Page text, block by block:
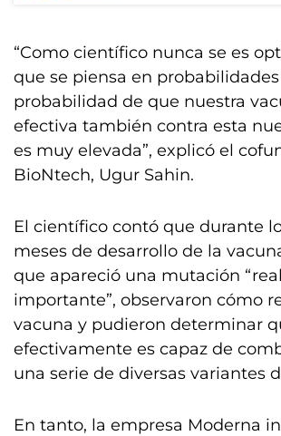
“Como científico nunca se es
que se piensa en probabilidades
probabilidad de que nuestra
efectiva también contra esta
es muy elevada”, explicó el
BioNtech, Ugur Sahin.
El científico contó que durante
meses de desarrollo de la
que apareció una mutación
importante”, observaron cómo
vacuna y pudieron determinar
efectivamente es capaz de
una serie de diversas variantes
En tanto, la empresa Moderna